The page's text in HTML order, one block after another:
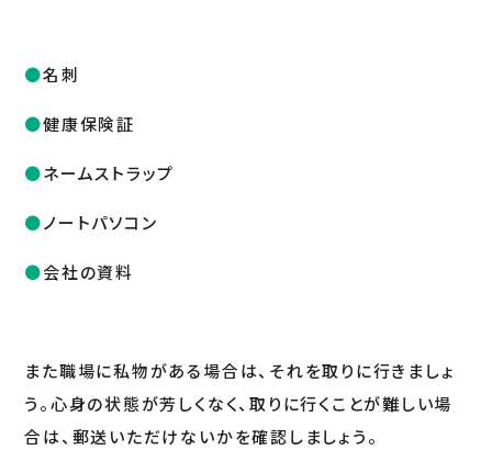
名刺
健康保険証
ネームストラップ
ノートパソコン
会社の資料
また職場に私物がある場合は、それを取りに行きましょ
う。心身の状態が芳しくなく、取りに行くことが難しい場
合は、郵送いただけないかを確認しましょう。